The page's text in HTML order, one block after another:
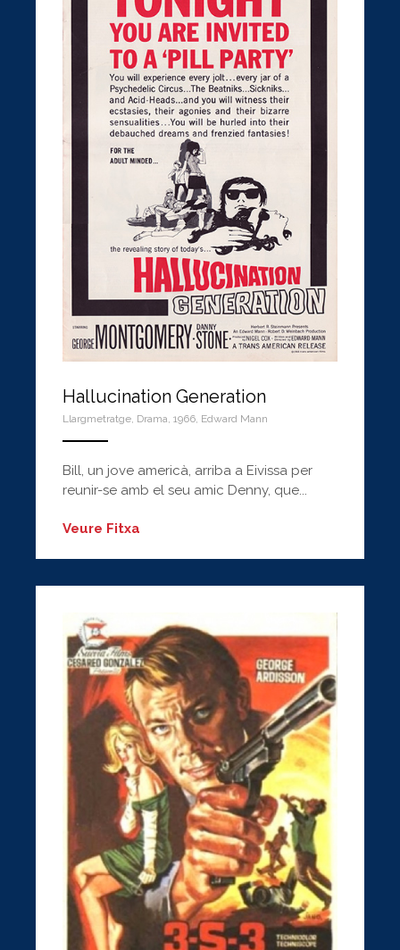
Hallucination Generation
Llargmetratge, Drama, 1966, Edward Mann
Bill, un jove americà, arriba a Eivissa per
reunir-se amb el seu amic Denny, que...
Veure Fitxa